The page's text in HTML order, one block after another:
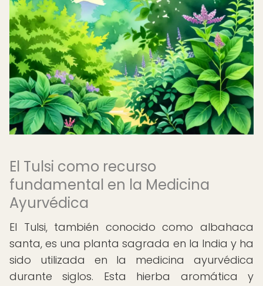
El Tulsi como recurso
fundamental en la Medicina
Ayurvédica
El Tulsi, también conocido como albahaca
santa, es una planta sagrada en la India y ha
sido utilizada en la medicina ayurvédica
durante siglos. Esta hierba aromática y